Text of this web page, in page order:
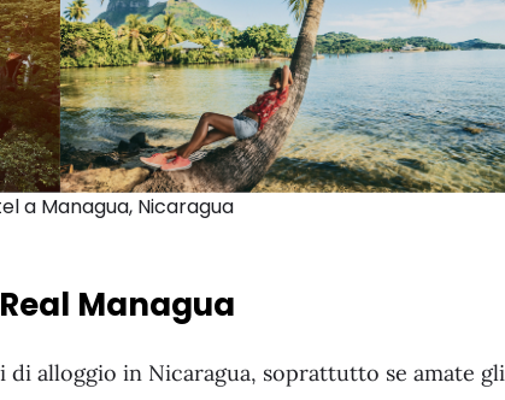
a Managua, Nicaragua
Managua
alloggio in Nicaragua, soprattutto se amate gli